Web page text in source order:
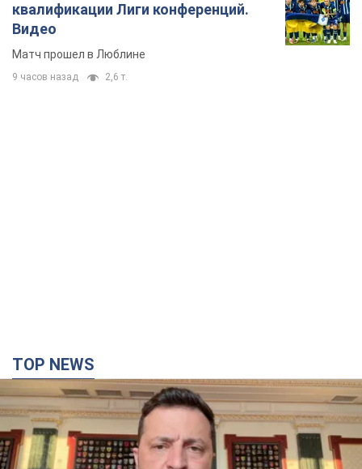
квалификации Лиги конференций.
Видео
Матч прошел в Люблине
9 часов назад 2,6 т.
TOP NEWS